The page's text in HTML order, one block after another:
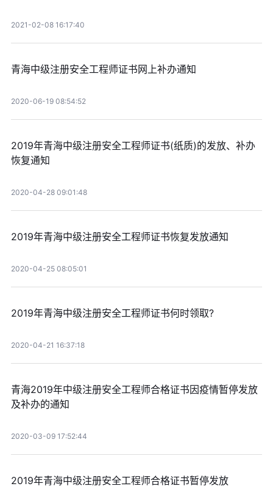
2021-02-08 16:17:40
青海中级注册安全工程师证书网上补办通知
2020-06-19 08:54:52
2019年青海中级注册安全工程师证书(纸质)的发放、补办
恢复通知
2020-04-28 09:01:48
2019年青海中级注册安全工程师证书恢复发放通知
2020-04-25 08:05:01
2019年青海中级注册安全工程师证书何时领取?
2020-04-21 16:37:18
青海2019年中级注册安全工程师合格证书因疫情暂停发放
及补办的通知
2020-03-09 17:52:44
2019年青海中级注册安全工程师合格证书暂停发放